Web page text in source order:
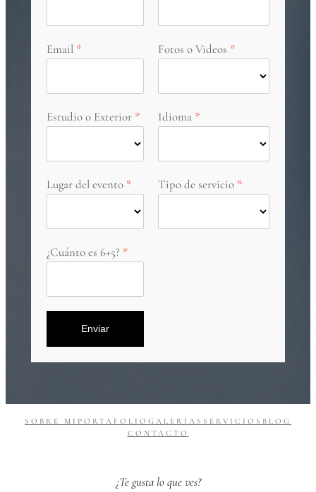
Email Fotos o Videos
Estudio o Exterior Idioma
Lugar del evento Tipo de servicio
¿Cuánto es 6+5?
Enviar
SOBRE MI PORTAFOLIO GALERÍAS SERVICIOS BLOG
CONTACTO
¿Te gusta lo que ves?